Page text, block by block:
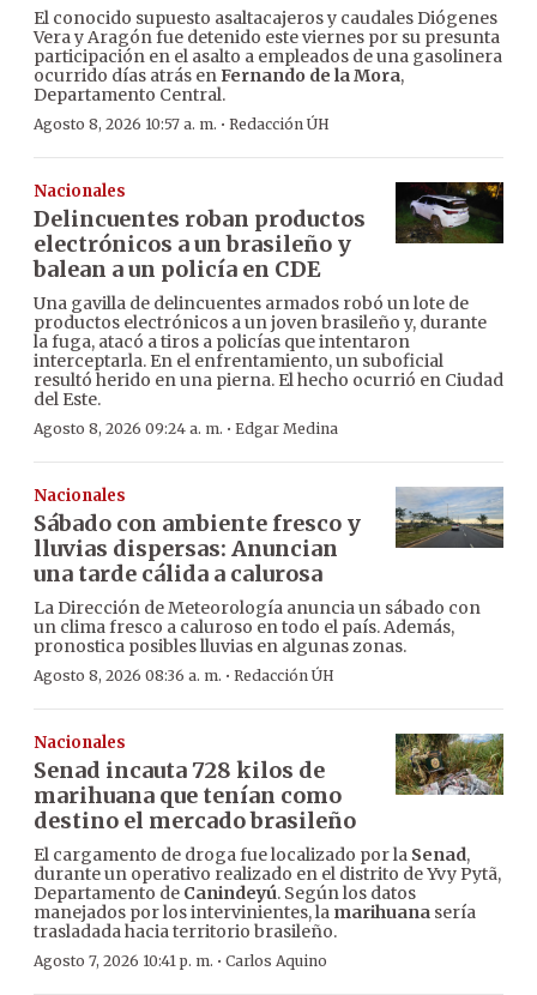
El conocido supuesto asaltacajeros y caudales Diógenes
Vera y Aragón fue detenido este viernes por su presunta
participación en el asalto a empleados de una gasolinera
ocurrido días atrás enFernando de la Mora,
Departamento Central.
Agosto 8, 2026 10:57 a. m. · Redacción ÚH
Nacionales
Delincuentes roban productos
electrónicos a un brasileño y
balean a un policía en CDE
Una gavilla de delincuentes armados robó un lote de
productos electrónicos a un joven brasileño y, durante
la fuga, atacó a tiros a policías que intentaron
interceptarla. En el enfrentamiento, un suboficial
resultó herido en una pierna. El hecho ocurrió en Ciudad
del Este.
Agosto 8, 2026 09:24 a. m. · Edgar Medina
Nacionales
Sábado con ambiente fresco y
lluvias dispersas: Anuncian
una tarde cálida a calurosa
La Dirección de Meteorología anuncia un sábado con
un clima fresco a caluroso en todo el país. Además,
pronostica posibles lluvias en algunas zonas.
Agosto 8, 2026 08:36 a. m. · Redacción ÚH
Nacionales
Senad incauta 728 kilos de
marihuana que tenían como
destino el mercado brasileño
El cargamento de droga fue localizado por la Senad,
durante un operativo realizado en el distrito de Yvy Pytã,
Departamento de Canindeyú. Según los datos
manejados por los intervinientes, la marihuana sería
trasladada hacia territorio brasileño.
Agosto 7, 2026 10:41 p. m. · Carlos Aquino